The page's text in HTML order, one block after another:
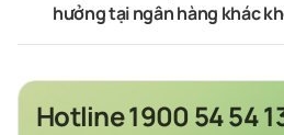
hưởng tại ngân hàng khác
Hotline 1900 54 54